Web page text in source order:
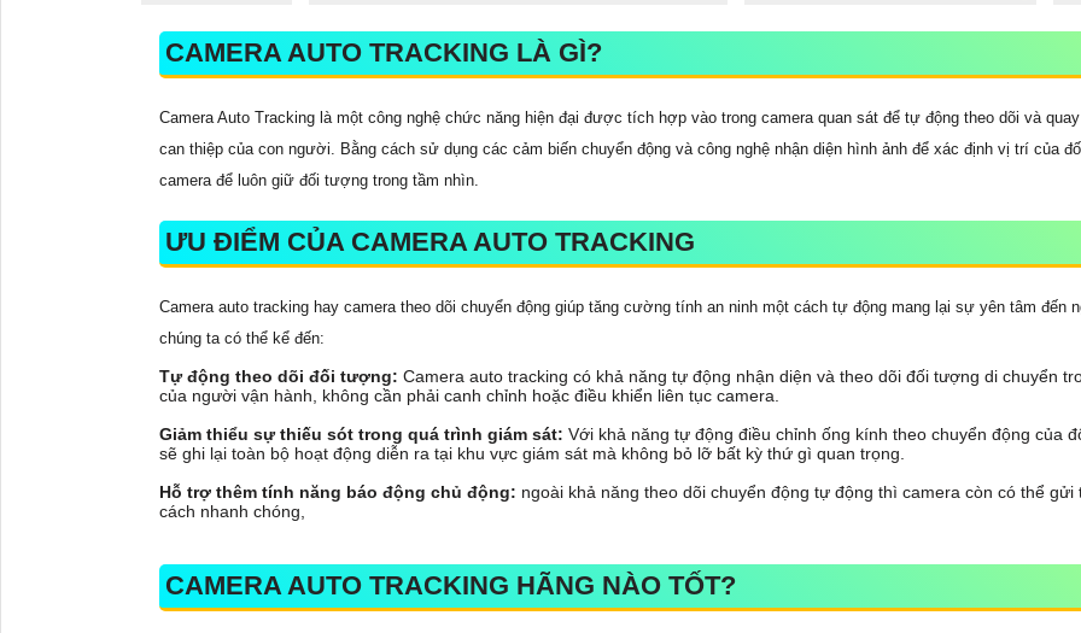
CAMERA AUTO TRACKING LÀ GÌ?
Camera Auto Tracking là một công nghệ chức năng hiện đại được tích hợp vào trong camera quan sát để tự động theo dõi và
can thiệp của con người. Bằng cách sử dụng các cảm biến chuyển động và công nghệ nhận diện hình ảnh để xác định vị trí của
camera để luôn giữ đối tượng trong tầm nhìn.
ƯU ĐIỂM CỦA CAMERA AUTO TRACKING
Camera auto tracking hay camera theo dõi chuyển động giúp tăng cường tính an ninh một cách tự động mang lại sự yên tâm đến
chúng ta có thể kể đến:
Tự động theo dõi đối tượng: Camera auto tracking có khả năng tự động nhận diện và theo dõi đối tượng di chuyển
của người vận hành, không cần phải canh chỉnh hoặc điều khiển liên tục camera.
Giảm thiểu sự thiếu sót trong quá trình giám sát: Với khả năng tự động điều chỉnh ống kính theo chuyển động của
sẽ ghi lại toàn bộ hoạt động diễn ra tại khu vực giám sát mà không bỏ lỡ bất kỳ thứ gì quan trọng.
Hỗ trợ thêm tính năng báo động chủ động: ngoài khả năng theo dõi chuyển động tự động thì camera còn có thể
cách nhanh chóng,
CAMERA AUTO TRACKING HÃNG NÀO TỐT?